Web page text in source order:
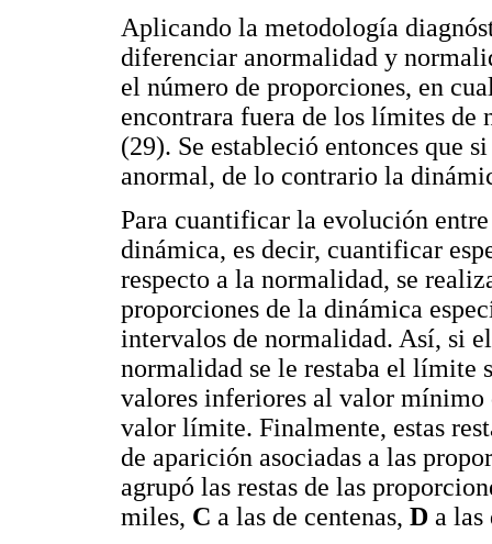
Aplicando la metodología
diferenciar anormalidad y
el número de proporciones, en
encontrara fuera de los límites de
(29). Se estableció entonces que
anormal, de lo contrario la
Para cuantificar la evolución
dinámica, es decir, cuantificar
respecto a la normalidad, se
proporciones de la dinámica
intervalos de normalidad. Así, si
normalidad se le restaba el límite
valores inferiores al valor mínimo
valor límite. Finalmente, estas
de aparición asociadas a las
agrupó las restas de las
miles, C a las de centenas, D a las